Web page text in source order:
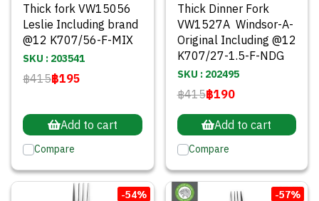
Thick fork VW15056
Leslie Including brand
@12 K707/56-F-MIX
SKU : 203541
฿415฿195
Add to cart
Compare
Thick Dinner Fork
VW1527A Windsor-A-
Original Including @12
K707/27-1.5-F-NDG
SKU : 202495
฿415฿190
Add to cart
Compare
-54% -57%